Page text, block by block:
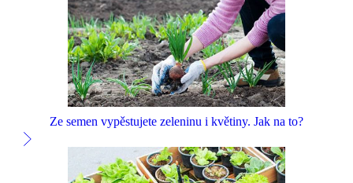
Ze semen vypěstujete zeleninu i květiny. Jak na to?